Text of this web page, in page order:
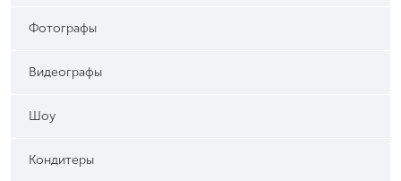
Фотографы
Видеографы
Шоу
Кондитеры